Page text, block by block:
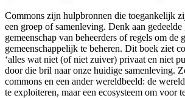
Commons zijn hulpbronnen die toegankelijk
een groep of samenleving. Denk aan gedeelde
gemeenschap van beheerders of regels om de
gemeenschappelijk te beheren. Dit boek ziet
‘alles wat niet (of niet zuiver) privaat en niet
door die bril naar onze huidige samenleving.
commons en een ander wereldbeeld: de
te exploiteren, maar een ecosysteem om voor